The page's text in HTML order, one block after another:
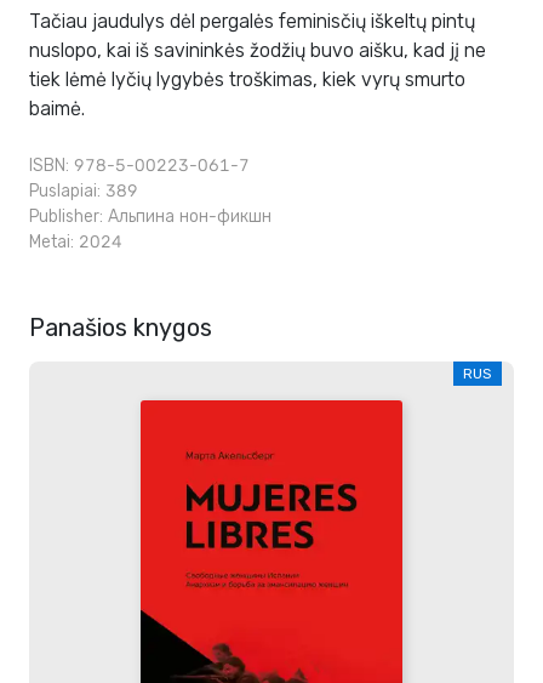
Tačiau jaudulys dėl pergalės feminisčių iškeltų pintų
nuslopo, kai iš savininkės žodžių buvo aišku, kad jį ne
tiek lėmė lyčių lygybės troškimas, kiek vyrų smurto
baimė.
ISBN: 978-5-00223-061-7
Puslapiai: 389
Publisher: Альпина нон-фикшн
Metai: 2024
Panašios knygos
RUS